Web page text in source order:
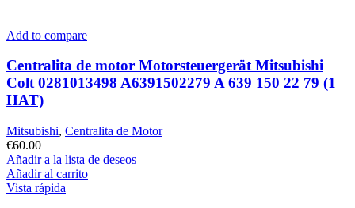
Add to compare
Centralita de motor Motorsteuergerät Mitsubishi
Colt 0281013498 A6391502279 A 639 150 22 79 (1
HAT)
Mitsubishi, Centralita de Motor
€60.00
Añadir a la lista de deseos
Añadir al carrito
Vista rápida